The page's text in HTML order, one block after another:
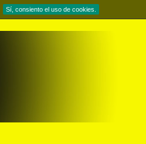
Sí, consiento el uso de cookies.